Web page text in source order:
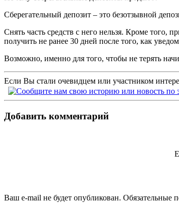
Сберегательный депозит – это безотзывной
Снять часть средств с него нельзя. Кроме того,
получить не ранее 30 дней после того, как
Возможно, именно для того, чтобы не терять
Если Вы стали очевидцем или участником
Добавить комментарий
Ваш e-mail не будет опубликован. Обязательные